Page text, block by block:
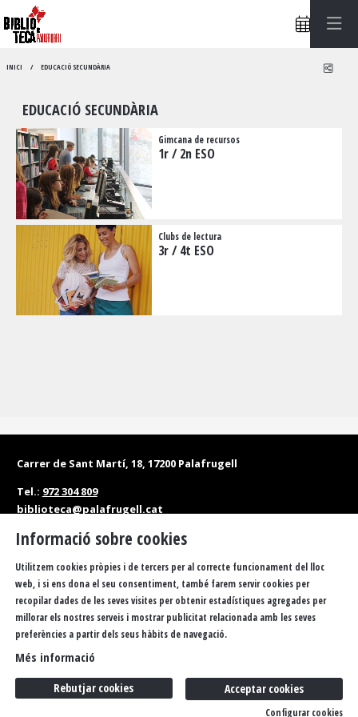
INICI EDUCACIÓ SECUNDÀRIA
EDUCACIÓ SECUNDÀRIA
Gimcana de recursos
1r / 2n ESO
Clubs de lectura
3r / 4t ESO
Carrer de Sant Martí, 18, 17200 Palafrugell
Tel.: 972 304 809
biblioteca@palafrugell.cat
Matins: de dilluns a dissabte, de 10 a 13.30 h
Accessibilitat Política de privacitat
Sitemap
Avís Legal
Ús de Cookies FAQS Butlletí Contacteu
Informació sobre cookies
Utilitzem cookies pròpies i de tercers per al correcte funcionament del lloc
web, i si ens dona el seu consentiment, també farem servir cookies per
recopilar dades de les seves visites per obtenir estadístiques agregades per
millorar els nostres serveis i mostrar publicitat relacionada amb les seves
preferències a partir dels seus hàbits de navegació.
Més informació
Acceptar cookies
Rebutjar cookies
Configurar cookies